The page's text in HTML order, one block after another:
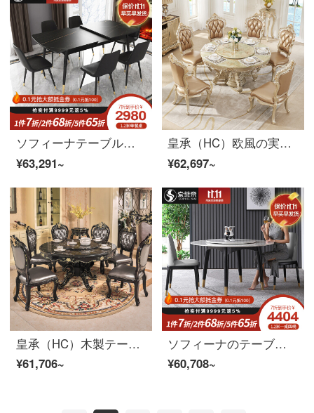
ソフィーナテーブル伸縮テーブル岩板テーブル家庭用小戸型岩板伸縮テーブル現代簡単なテーブルテーブルテーブルセット1.3メートル伸縮テーブル六椅子
¥63,291~
皇承（HC）欧風の実木彫刻大理石面の丸い食卓のご飯台の説明金レストランの家具の組み合わせ832の実木彫刻の丸い食卓の大理石の1.3メートル【食事の椅子を持ちません】
¥62,697~
皇承（HC）木製テーブル大理石テーブル洋式レストラン家具ベルトテーブル705クラシック黒大理石面ネットエンドル
¥61,706~
ソフィーナのテーブル北欧大理石テーブルテーブル、大理石テーブル、回転テーブル、家庭用テーブル、テーブル、テーブル、テーブルの組み合わせ1.5メートルのテーブル（標準的な非手すりの食事椅子）の6つのテーブル
¥60,708~